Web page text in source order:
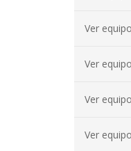
Ver
Ver
Ver
Ver